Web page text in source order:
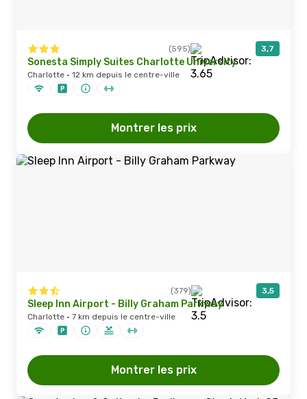
(595) 3,7
Sonesta Simply Suites Charlotte University
Charlotte · 12 km depuis le centre-ville
Montrer les prix
(379) 3,5
Sleep Inn Airport - Billy Graham Parkway
Charlotte · 7 km depuis le centre-ville
Montrer les prix